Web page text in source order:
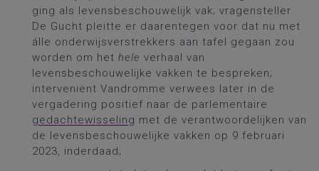
ging als levensbeschouwelijk vak; vragensteller
De Gucht pleitte er daarentegen voor dat nu met
álle onderwijsverstrekkers aan tafel gegaan zou
worden om het hele verhaal van
levensbeschouwelijke vakken te bespreken;
interveniënt Vandromme verwees later in de
vergadering positief naar de parlementaire
gedachtewisseling met de verantwoordelijken van
de levensbeschouwelijke vakken op 9 februari
2023, inderdaad;